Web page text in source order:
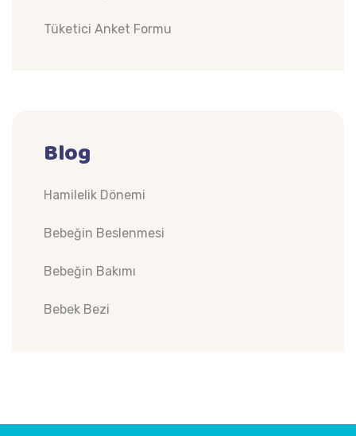
Tüketici Anket Formu
Blog
Hamilelik Dönemi
Bebeğin Beslenmesi
Bebeğin Bakımı
Bebek Bezi